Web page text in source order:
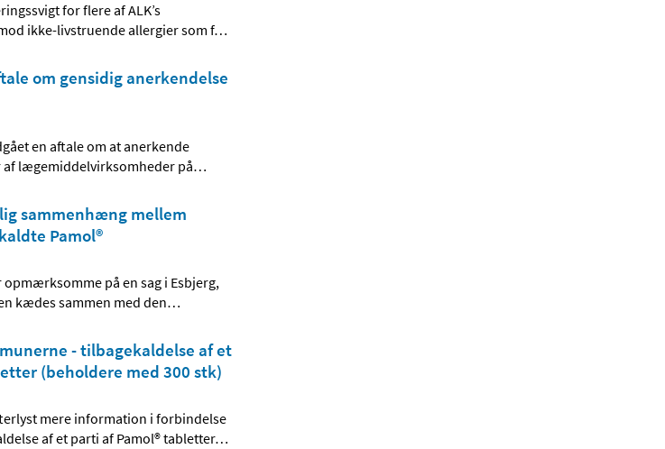
for flere af ALK’s
ikke-livstruende allergier som f…
om gensidig anerkendelse
en aftale om at anerkende
lægemiddelvirksomheder på…
sammenhæng mellem
Pamol®
på en sag i Esbjerg,
kædes sammen med den…
- tilbagekaldelse af et
(beholdere med 300 stk)
mere information i forbindelse
af et parti af Pamol® tabletter…